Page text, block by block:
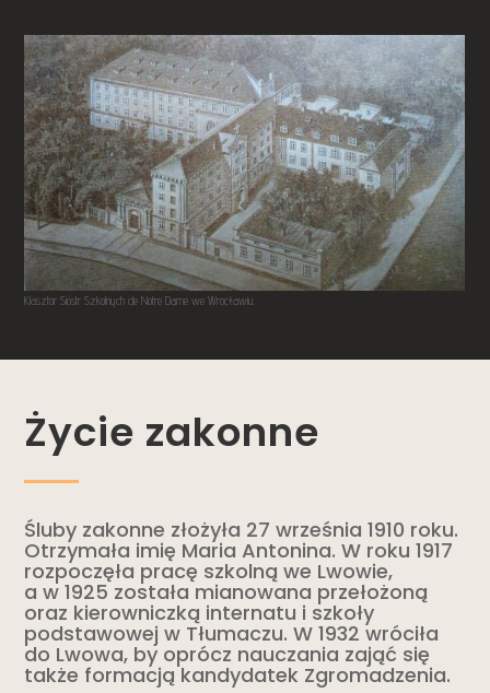
Klasztor Sióstr Szkolnych de Notre Dame we Wrocławiu.
Życie zakonne
Śluby zakonne złożyła 27 września 1910 roku.
Otrzymała imię Maria Antonina. W roku 1917
rozpoczęła pracę szkolną we Lwowie,
a w 1925 została mianowana przełożoną
oraz kierowniczką internatu i szkoły
podstawowej w Tłumaczu. W 1932 wróciła
do Lwowa, by oprócz nauczania zająć się
także formacją kandydatek Zgromadzenia.